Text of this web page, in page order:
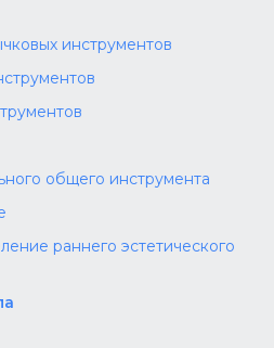
инструментов
общего инструмента
раннего эстетического